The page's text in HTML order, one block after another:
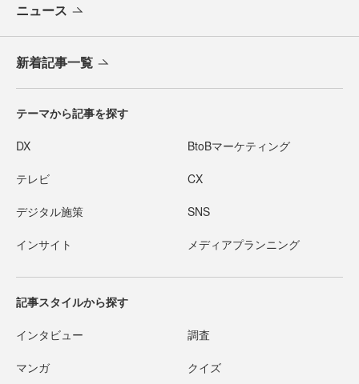
ニュース
新着記事一覧
テーマから記事を探す
DX BtoBマーケティング
テレビ CX
デジタル施策 SNS
インサイト メディアプランニング
記事スタイルから探す
インタビュー 調査
マンガ クイズ